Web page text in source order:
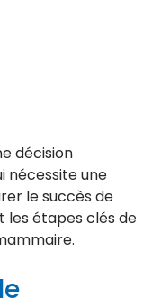
décision
nécessite une
le succès de
les étapes clés de